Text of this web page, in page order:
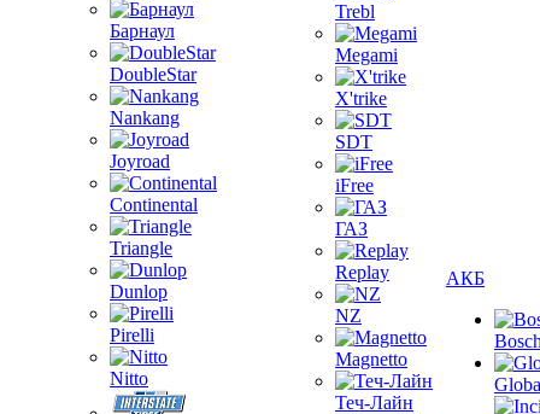
Барнаул
DoubleStar
Nankang
Joyroad
Continental
Triangle
Dunlop
Pirelli
Nitto
Trebl
Megami
X'trike
SDT
iFree
ГАЗ
Replay
NZ
Magnetto
Теч-Лайн
АКБ